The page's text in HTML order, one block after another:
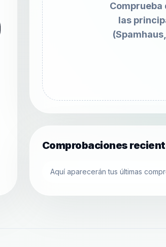
Comprueba
las
Comprobaciones
Aquí aparecerán tus últimas